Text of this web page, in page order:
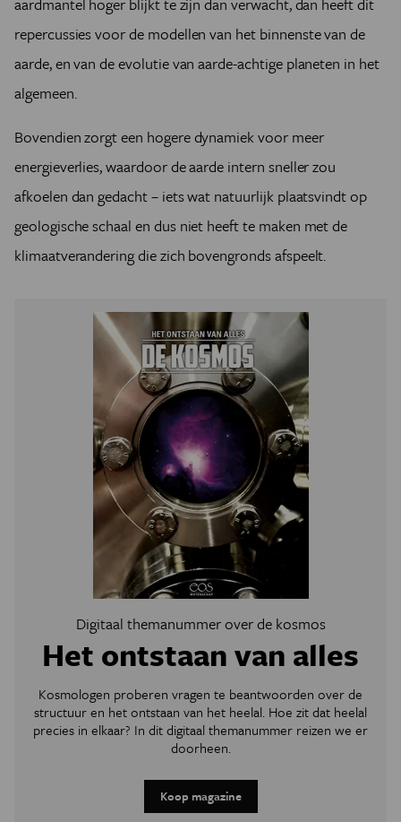
repercussies voor de modellen van het binnenste van de
aarde, en van de evolutie van aarde-achtige planeten in het
algemeen.
Bovendien zorgt een hogere dynamiek voor meer
energieverlies, waardoor de aarde intern sneller zou
afkoelen dan gedacht – iets wat natuurlijk plaatsvindt op
geologische schaal en dus niet heeft te maken met de
klimaatverandering die zich bovengronds afspeelt.
Digitaal themanummer over de kosmos
Het ontstaan van alles
Kosmologen proberen vragen te beantwoorden over de
structuur en het ontstaan van het heelal. Hoe zit dat heelal
precies in elkaar? In dit digitaal themanummer reizen we er
doorheen.
Koop magazine